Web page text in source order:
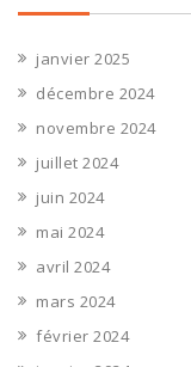
janvier 2025
décembre 2024
novembre 2024
juillet 2024
juin 2024
mai 2024
avril 2024
mars 2024
février 2024